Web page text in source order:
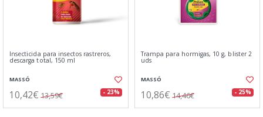
Insecticida para insectos rastreros,
descarga total, 150 ml
MASSÓ
10,42€ 13,59€ - 23%
Trampa para hormigas, 10 g, blister 2
uds
MASSÓ
10,86€ 14,46€ - 25%